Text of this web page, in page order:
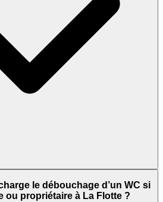
le débouchage d’un WC si
ou propriétaire à La Flotte ?